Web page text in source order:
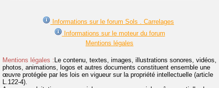
Informations sur le forum Sols . Carrelages
Informations sur le moteur du forum
Mentions légales
Mentions légales : Le contenu, textes, images, illustrations sonores, vidéos,
photos, animations, logos et autres documents constituent ensemble une
œuvre protégée par les lois en vigueur sur la propriété intellectuelle (article
L.122-4).